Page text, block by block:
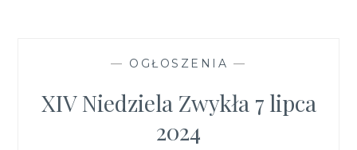
— OGŁOSZENIA —
XIV Niedziela Zwykła 7 lipca
2024